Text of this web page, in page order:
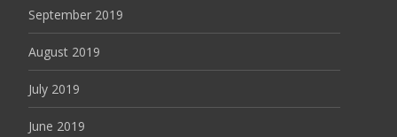
September 2019
August 2019
July 2019
June 2019